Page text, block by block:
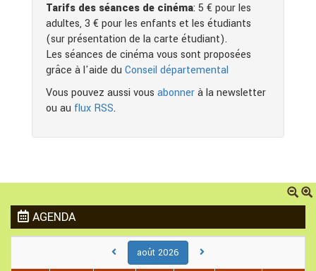
Tarifs des séances de cinéma: 5 € pour les
adultes, 3 € pour les enfants et les étudiants
(sur présentation de la carte étudiant).
Les séances de cinéma vous sont proposées
grâce à l'aide du Conseil départemental
Vous pouvez aussi vous abonnerà la newsletter
ou au flux RSS.
AGENDA
août 2026